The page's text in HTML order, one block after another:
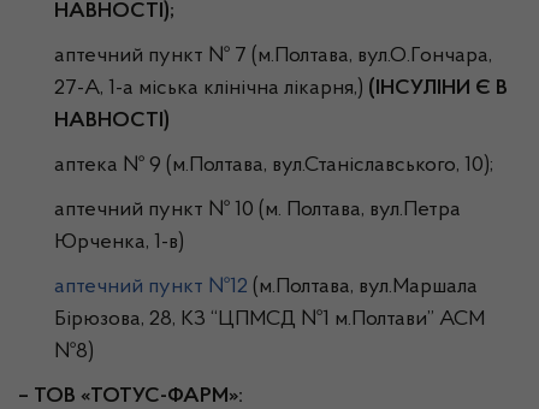
НАВНОСТІ);
аптечний пункт № 7 (м.Полтава, вул.О.Гончара,
27-А, 1-а міська клінічна лікарня,) (ІНСУЛІНИ Є В
НАВНОСТІ)
аптека № 9 (м.Полтава, вул.Станіславського, 10);
аптечний пункт № 10 (м. Полтава, вул.Петра
Юрченка, 1-в)
аптечний пункт №12 (м.Полтава, вул.Маршала
Бірюзова, 28, КЗ “ЦПМСД №1 м.Полтави” АСМ
№8)
– ТОВ «ТОТУС-ФАРМ»: